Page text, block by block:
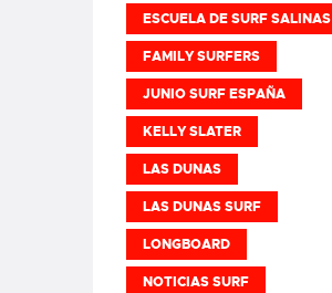
ESCUELA DE SURF SALINAS
FAMILY SURFERS
JUNIO SURF ESPAÑA
KELLY SLATER
LAS DUNAS
LAS DUNAS SURF
LONGBOARD
NOTICIAS SURF